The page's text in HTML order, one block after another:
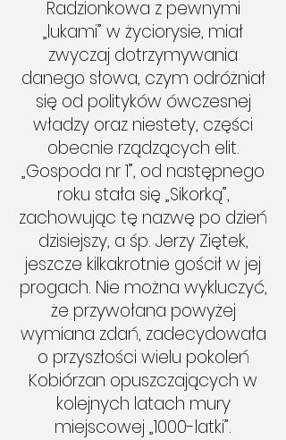
Radzionkowa z pewnymi
„lukami” w życiorysie, miał
zwyczaj dotrzymywania
danego słowa, czym odróżniał
się od polityków ówczesnej
władzy oraz niestety, części
obecnie rządzących elit.
„Gospoda nr 1”, od następnego
roku stała się „Sikorką”,
zachowując tę nazwę po dzień
dzisiejszy, a śp. Jerzy Ziętek,
jeszcze kilkakrotnie gościł w jej
progach. Nie można wykluczyć,
że przywołana powyżej
wymiana zdań, zadecydowała
o przyszłości wielu pokoleń
Kobiórzan opuszczających w
kolejnych latach mury
miejscowej „1000-latki”.